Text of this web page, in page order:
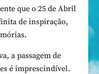
que o 25 de Abril
de inspiração,
a passagem de
é imprescindível.